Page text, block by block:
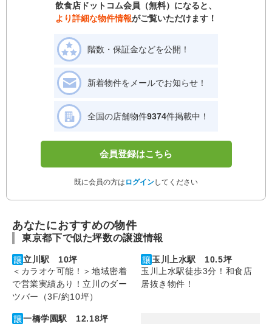
飲食店ドットコム会員（無料）になると、
より詳細な物件情報がご覧いただけます！
階数・保証金などを公開！
新着物件をメールでお知らせ！
全国の店舗物件9374件掲載中！
会員登録はこちら
既に会員の方は ログインしてください
あなたにおすすめの物件
東京都下で似た坪数の譲渡情報
立川駅 10坪
＜カラオケ可能！＞地域密着
で営業実績あり！立川のダー
ツバー（3F/約10坪）
玉川上水駅 10.5坪
玉川上水駅徒歩3分！和食店
居抜き物件！
一橋学園駅 12.18坪